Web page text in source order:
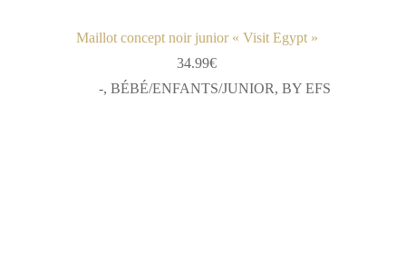
Maillot concept noir junior « Visit Egypt »
34.99€
-,BÉBÉ/ENFANTS/JUNIOR,BY EFS